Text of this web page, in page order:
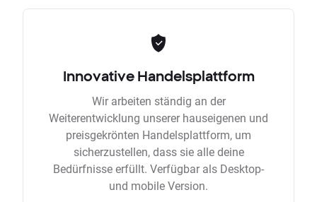
Innovative Handelsplattform
Wir arbeiten ständig an der
Weiterentwicklung unserer hauseigenen und
preisgekrönten Handelsplattform, um
sicherzustellen, dass sie alle deine
Bedürfnisse erfüllt. Verfügbar als Desktop-
und mobile Version.